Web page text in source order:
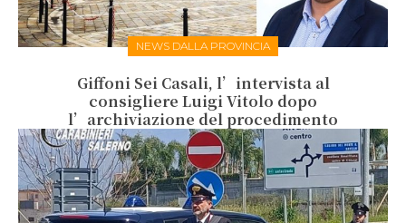
NEWS DALLA PROVINCIA
Giffoni Sei Casali, l’intervista al
consigliere Luigi Vitolo dopo
l’archiviazione del procedimento